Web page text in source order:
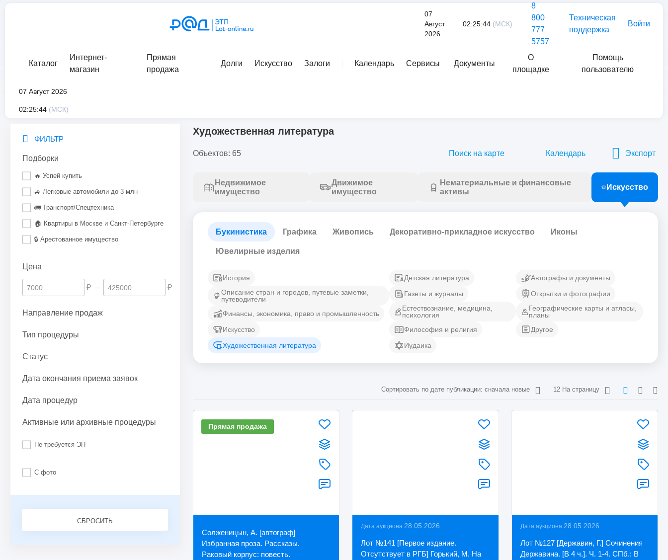
07
Август
2026
02:25:44 (МСК)
8
800
777
5757
Техническая
поддержка
Войти
Каталог
Интернет-
магазин
Прямая
продажа
Долги Искусство Залоги Календарь Сервисы Документы
О
площадке
Помощь
пользователю
07 Август 2026
02:25:44 (МСК)
ФИЛЬТР
Подборки
🔥 Успей купить
🚙 Легковые автомобили до 3 млн
🚛 Транспорт/Спецтехника
🏠 Квартиры в Москве и Санкт-Петербурге
🔒 Арестованное имущество
Цена
₽ – ₽
Направление продаж
Тип процедуры
Статус
Дата окончания приема заявок
Дата процедур
Активные или архивные процедуры
Не требуется ЭП
С фото
СБРОСИТЬ
Художественная литература
Объектов: 65 Поиск на карте Календарь Экспорт
Недвижимое
имущество
Движимое
имущество
Нематериальные и финансовые
активы
Искусство
Букинистика Графика Живопись Декоративно-прикладное искусство Иконы
Ювелирные изделия
История
Описание стран и городов, путевые заметки,
путеводители
Финансы, экономика, право и промышленность
Искусство
Художественная литература
Детская литература
Газеты и журналы
Естествознание, медицина,
психология
Философия и религия
Иудаика
Автографы и документы
Открытки и фотографии
Географические карты и атласы,
планы
Другое
Сортировать по дате публикации: сначала новые 12 На страницу
Прямая продажа
Солженицын, А. [автограф]
Избранная проза. Рассказы.
Раковый корпус: повесть.
Дата аукциона28.05.2026
Лот №141 [Первое издание.
Отсутствует в РГБ] Горький, М. На
Дата аукциона 28.05.2026
Лот №127 [Державин, Г.] Сочинения
Державина. [В 4 ч.]. Ч. 1-4. СПб.: В